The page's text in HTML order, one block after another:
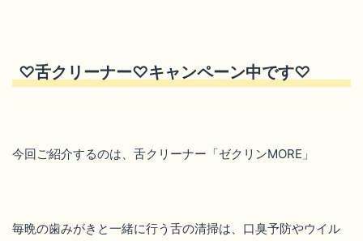
♡舌クリーナー♡キャンペーン中です♡
今回ご紹介するのは、舌クリーナー「ゼクリンMORE」
毎晩の歯みがきと一緒に行う舌の清掃は、口臭予防やウイル